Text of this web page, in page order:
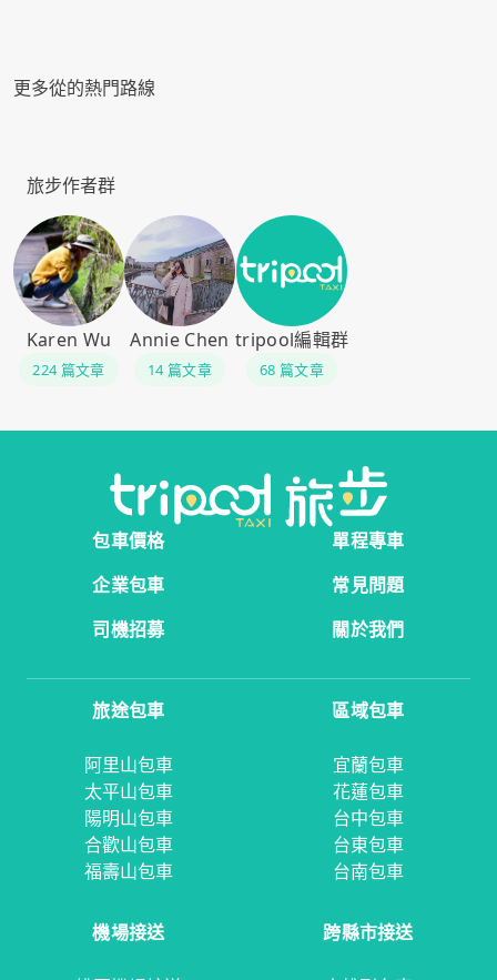
更多從的熱門路線
旅步作者群
Karen Wu
224 篇文章
Annie Chen
14 篇文章
tripool編輯群
68 篇文章
包車價格
單程專車
企業包車
常見問題
司機招募
關於我們
旅途包車
阿里山包車
太平山包車
陽明山包車
合歡山包車
福壽山包車
區域包車
宜蘭包車
花蓮包車
台中包車
台東包車
台南包車
機場接送 跨縣市接送